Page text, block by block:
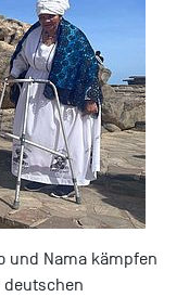
und Nama kämpfen
deutschen